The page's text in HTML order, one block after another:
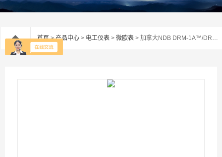
首页>产品中心 > 电工仪表 > 微欧表 > 加拿大NDB DRM-1A™/DRM-10A™微欧姆表